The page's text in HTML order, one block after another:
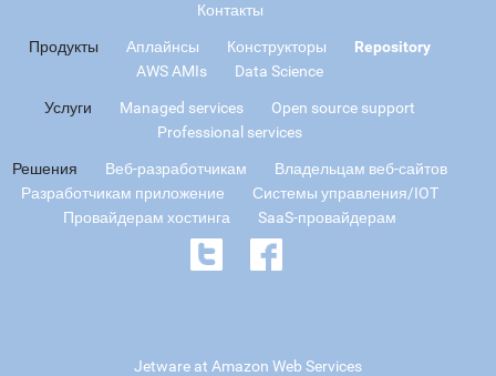
Контакты
Продукты Аплайнсы Конструкторы
Repository
AWS AMIs
Data Science
Услуги Managed services
Open source support
Professional services
Решения Веб-разработчикам
Владельцам веб-сайтов
Разработчикам приложение
Системы управления/IOT
Провайдерам хостинга
SaaS-провайдерам
Jetware at Amazon Web Services